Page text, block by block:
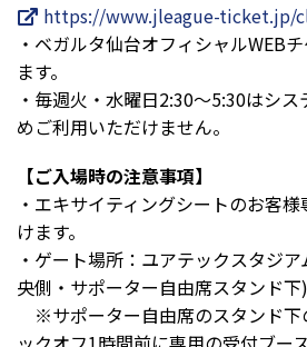
https://www.jleague-ticket.jp/
・ベガルタ仙台オフィシャルWEB
ます。
・毎週火・水曜日2:30～5:30はシ
めご利用いただけません。
【ご入場時の注意事項】
・エキサイティングシートのお客
けます。
・ゲート場所：ユアテックスタジア
央側・サポーター自由席スタンド下)
※サポーター自由席のスタンド下